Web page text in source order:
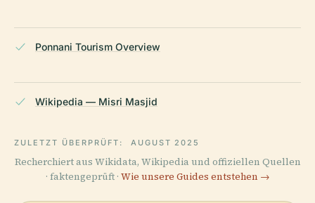
Ponnani Tourism Overview
Wikipedia — Misri Masjid
ZULETZT ÜBERPRÜFT: AUGUST 2025
Recherchiert aus Wikidata, Wikipedia und offiziellen Quellen
· faktengeprüft · Wie unsere Guides entstehen →